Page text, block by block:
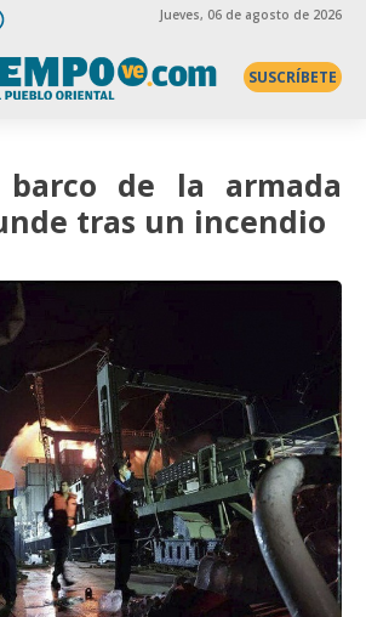
Jueves, 06 de agosto de 2026
SUSCRÍBETE
de la armada
tras un incendio